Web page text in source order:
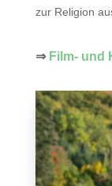
zur Religion
⇒ Film- und